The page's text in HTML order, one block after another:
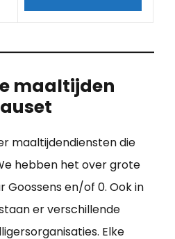
maaltijden
maaltijdendiensten die
hebben het over grote
Goossens en/of 0. Ook in
er verschillende
Elke